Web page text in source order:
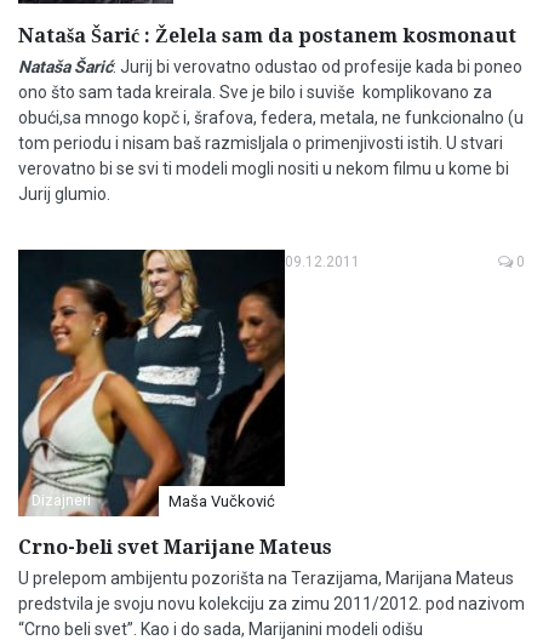
Nataša Šarić : Želela sam da postanem kosmonaut
Nataša Šarić: Jurij bi verovatno odustao od profesije kada bi poneo
ono što sam tada kreirala. Sve je bilo i suviše komplikovano za
obući,sa mnogo kopč i, šrafova, federa, metala, ne funkcionalno (u
tom periodu i nisam baš razmisljala o primenjivosti istih. U stvari
verovatno bi se svi ti modeli mogli nositi u nekom filmu u kome bi
Jurij glumio.
Dizajneri Maša Vučković
09.12.2011 0
Crno-beli svet Marijane Mateus
U prelepom ambijentu pozorišta na Terazijama, Marijana Mateus
predstvila je svoju novu kolekciju za zimu 2011/2012. pod nazivom
“Crno beli svet”. Kao i do sada, Marijanini modeli odišu